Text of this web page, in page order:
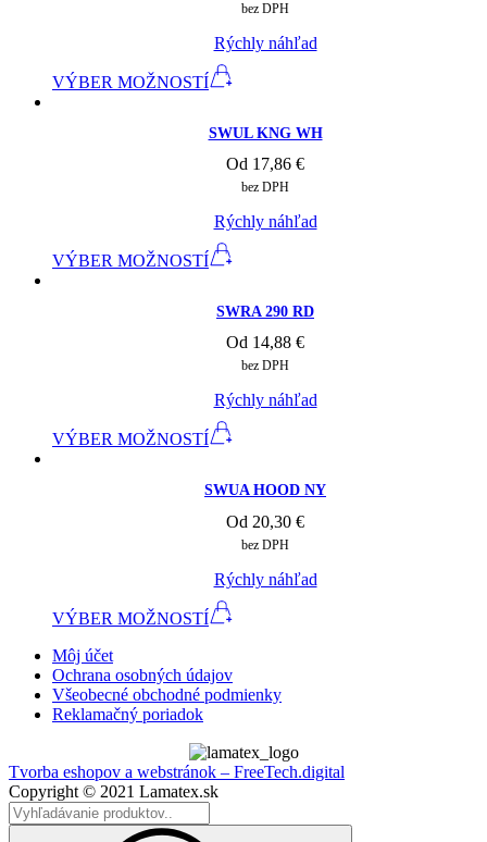
bez DPH
Rýchly náhľad
VÝBER MOŽNOSTÍ
SWUL KNG WH
Od 17,86 €
bez DPH
Rýchly náhľad
VÝBER MOŽNOSTÍ
SWRA 290 RD
Od 14,88 €
bez DPH
Rýchly náhľad
VÝBER MOŽNOSTÍ
SWUA HOOD NY
Od 20,30 €
bez DPH
Rýchly náhľad
VÝBER MOŽNOSTÍ
Môj účet
Ochrana osobných údajov
Všeobecné obchodné podmienky
Reklamačný poriadok
Tvorba eshopov a webstránok – FreeTech.digital
Copyright © 2021 Lamatex.sk